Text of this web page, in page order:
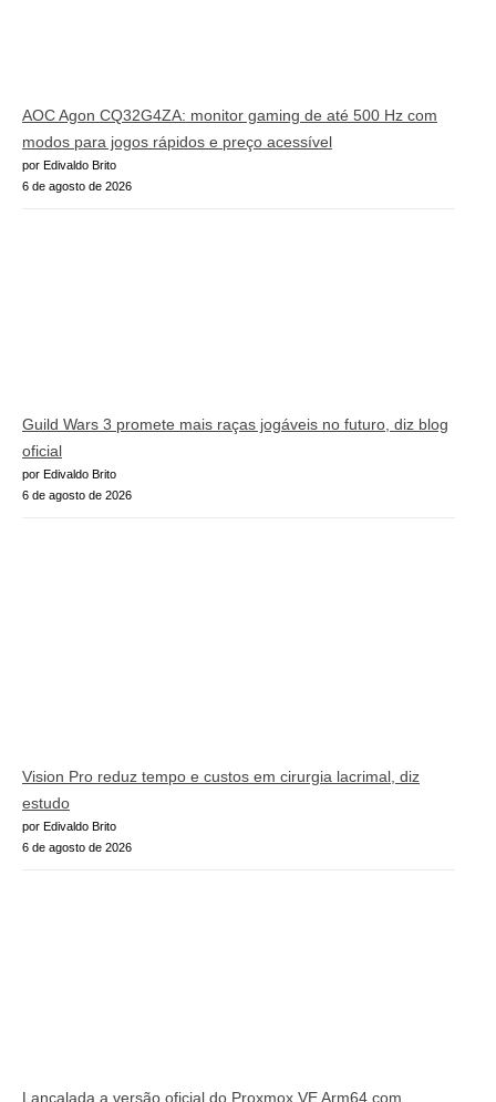
AOC Agon CQ32G4ZA: monitor gaming de até 500 Hz com
modos para jogos rápidos e preço acessível
por Edivaldo Brito
6 de agosto de 2026
Guild Wars 3 promete mais raças jogáveis no futuro, diz blog
oficial
por Edivaldo Brito
6 de agosto de 2026
Vision Pro reduz tempo e custos em cirurgia lacrimal, diz
estudo
por Edivaldo Brito
6 de agosto de 2026
Lançalada a versão oficial do Proxmox VE Arm64 com